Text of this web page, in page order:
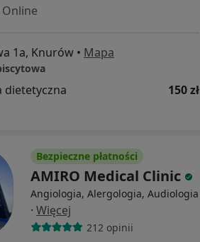
Online
1a, Knurów • Mapa
dietetyczna 150 zł
Bezpieczne płatności
AMIRO Medical Clinic
Angiologia, Alergologia, Audiologia
· Więcej
212 opinii